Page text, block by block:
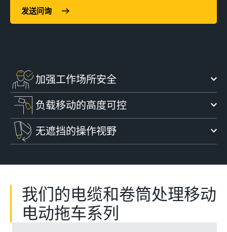
发送问询
加强工作场所安全
负载移动的高度可控
无遮挡的操作视野
我们的电缆和卷筒处理移动
电动拖车系列